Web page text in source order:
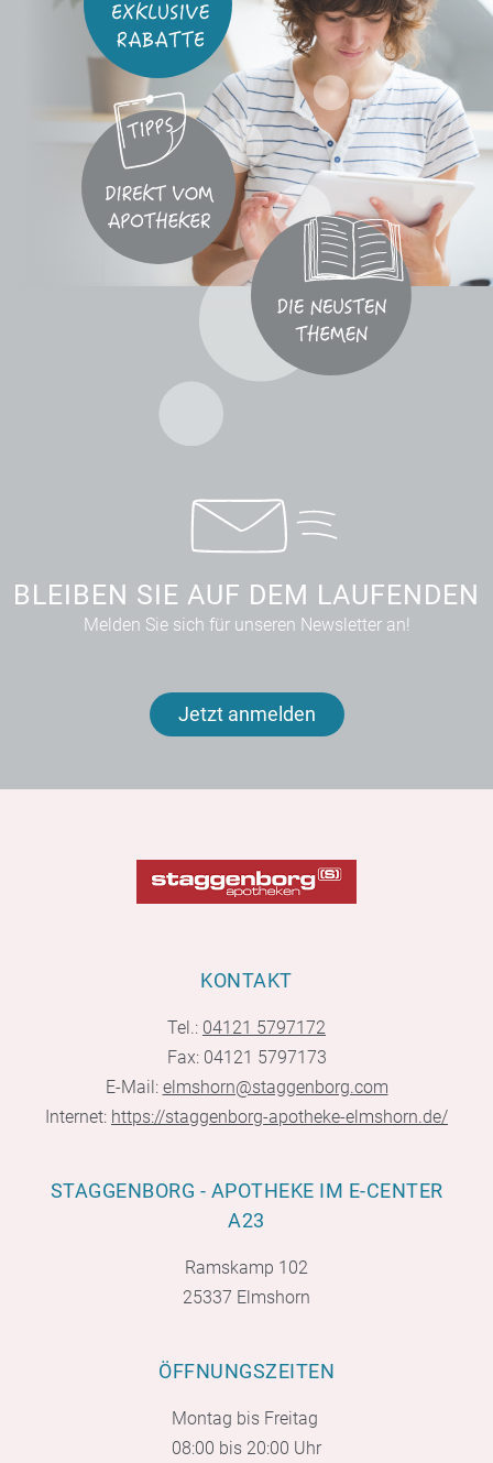
BLEIBEN SIE AUF DEM LAUFENDEN
Melden Sie sich für unseren Newsletter an!
Jetzt anmelden
KONTAKT
Tel.: 04121 5797172
Fax: 04121 5797173
E-Mail: elmshorn@staggenborg.com
Internet: https://staggenborg-apotheke-elmshorn.de/
STAGGENBORG - APOTHEKE IM E-CENTER
A23
Ramskamp 102
25337 Elmshorn
ÖFFNUNGSZEITEN
Montag bis Freitag
08:00 bis 20:00 Uhr